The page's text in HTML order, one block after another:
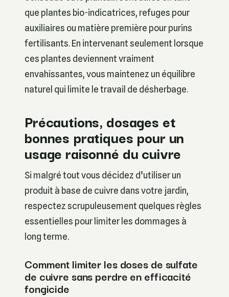
que plantes bio-indicatrices, refuges pour
auxiliaires ou matière première pour purins
fertilisants. En intervenant seulement lorsque
ces plantes deviennent vraiment
envahissantes, vous maintenez un équilibre
naturel qui limite le travail de désherbage.
Précautions, dosages et
bonnes pratiques pour un
usage raisonné du cuivre
Si malgré tout vous décidez d’utiliser un
produit à base de cuivre dans votre jardin,
respectez scrupuleusement quelques règles
essentielles pour limiter les dommages à
long terme.
Comment limiter les doses de sulfate
de cuivre sans perdre en efficacité
fongicide